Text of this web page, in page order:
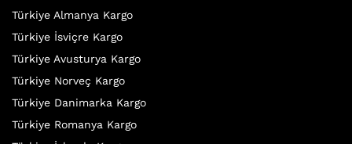
Türkiye Almanya Kargo
Türkiye İsviçre Kargo
Türkiye Avusturya Kargo
Türkiye Norveç Kargo
Türkiye Danimarka Kargo
Türkiye Romanya Kargo